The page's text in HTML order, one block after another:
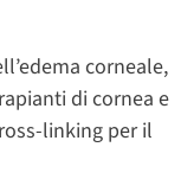
corneale,
di cornea e
linking per il